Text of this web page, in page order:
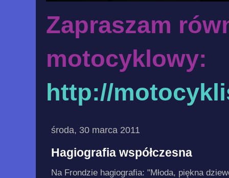
Zapraszam
motocyklowy:
http://
środa, 30 marca 2011
Hagiografia współczesna
Na Frondzie hagiografia: "Młoda, piękna